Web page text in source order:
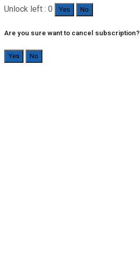
Unlock left : 0 Yes No
Are you sure want to cancel subscription?
Yes No